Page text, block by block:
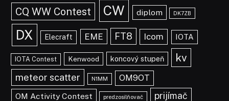
CQ WW Contest CW diplom DK7ZB
DX Elecraft EME FT8 Icom IOTA
IOTA Contest Kenwood koncový stupeň kv
meteor scatter N1MM
OM9OT
OM Activity Contest
predzosilňovač prijímač